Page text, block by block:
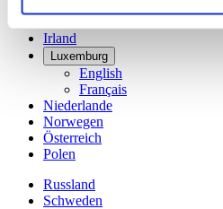
Irland
Luxemburg
English
Français
Niederlande
Norwegen
Österreich
Polen
Russland
Schweden